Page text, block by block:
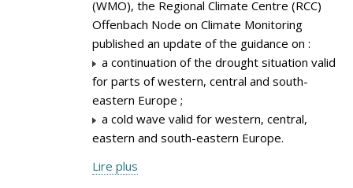
(WMO), the Regional Climate Centre (RCC)
Offenbach Node on Climate Monitoring
published an update of the guidance on :
a continuation of the drought situation valid
for parts of western, central and south-
eastern Europe ;
a cold wave valid for western, central,
eastern and south-eastern Europe.
Lire plus